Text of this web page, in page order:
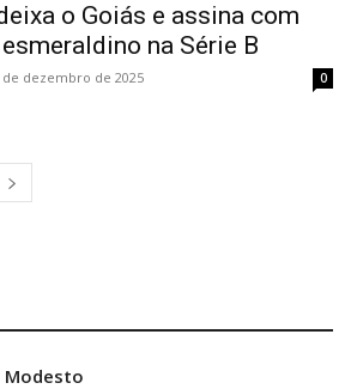
o Goiás e assina com
na Série B
de dezembro de 2025 0
Modesto